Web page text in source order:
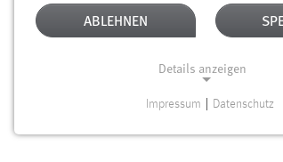
Gesucht nach "bibliothek". Es wurden
ABLEHNEN
Details anzeigen
Impressum Datenschutz